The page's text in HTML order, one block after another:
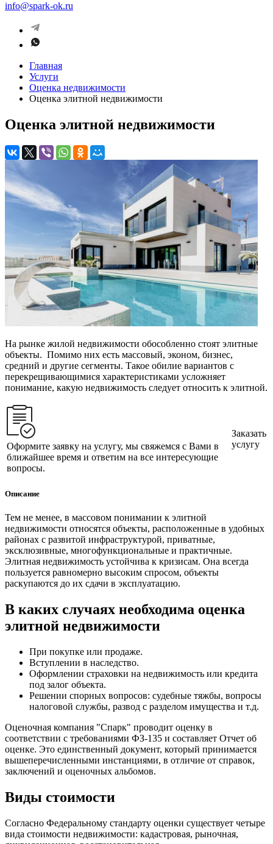
info@spark-ok.ru
Главная
Услуги
Оценка недвижимости
Оценка элитной недвижимости
Оценка элитной недвижимости
На рынке жилой недвижимости обособленно стоят элитные
объекты. Помимо них есть массовый, эконом, бизнес,
средний и другие сегменты. Такое обилие вариантов с
перекрещивающимися характеристиками усложняет
понимание, какую недвижимость следует относить к элитной.
Оформите заявку на услугу, мы свяжемся с Вами в
ближайшее время и ответим на все интересующие
вопросы.
Заказать
услугу
Описание
Тем не менее, в массовом понимании к элитной
недвижимости относятся объекты, расположенные в удобных
районах с развитой инфраструктурой, приватные,
эксклюзивные, многофункциональные и практичные.
Элитная недвижимость устойчива к кризисам. Она всегда
пользуется равномерно высоким спросом, объекты
раскупаются до их сдачи в эксплуатацию.
В каких случаях необходима оценка
элитной недвижимости
При покупке или продаже.
Вступлении в наследство.
Оформлении страховки на недвижимость или кредита
под залог объекта.
Решении спорных вопросов: судебные тяжбы, вопросы
налоговой службы, развод с разделом имущества и т.д.
Оценочная компания "Спарк" проводит оценку в
соответствии с требованиями ФЗ-135 и составляет Отчет об
оценке. Это единственный документ, который принимается
вышеперечисленными инстанциями, в отличие от справок,
заключений и оценочных альбомов.
Виды стоимости
Согласно Федеральному стандарту оценки существует четыре
вида стоимости недвижимости: кадастровая, рыночная,